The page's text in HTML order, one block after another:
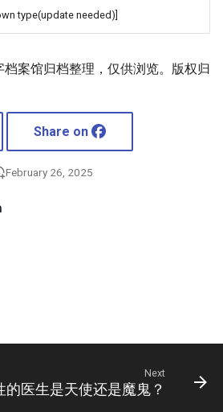
type(update needed)]
案馆归档整理，仅供浏览。版权归
Share on
February 26, 2025
Next
的医生是天使还是魔鬼？